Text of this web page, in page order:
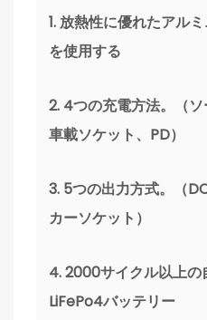
1. 放熱性に優れたアル
を使用する
2. 4つの充電方法。（ソ
車載ソケット、PD）
3. 5つの出力方式。（
カーソケット）
4. 2000サイクル以上の
LiFePo4バッテリー